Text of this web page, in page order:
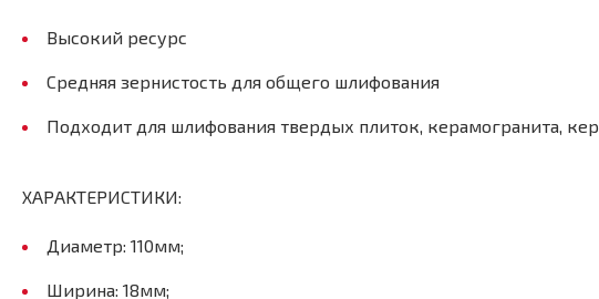
Высокий ресурс
Средняя зернистость для общего шлифования
Подходит для шлифования твердых плиток, керамогранита,
ХАРАКТЕРИСТИКИ:
Диаметр: 110мм;
Ширина: 18мм;